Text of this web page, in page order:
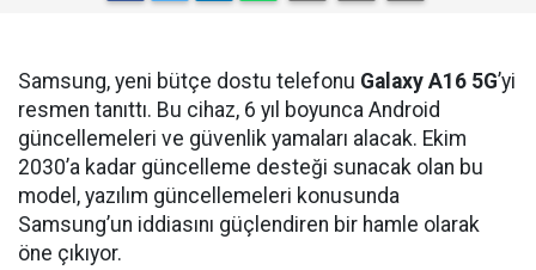
Samsung, yeni bütçe dostu telefonu Galaxy A16 5G’yi
resmen tanıttı. Bu cihaz, 6 yıl boyunca Android
güncellemeleri ve güvenlik yamaları alacak. Ekim
2030’a kadar güncelleme desteği sunacak olan bu
model, yazılım güncellemeleri konusunda
Samsung’un iddiasını güçlendiren bir hamle olarak
öne çıkıyor.